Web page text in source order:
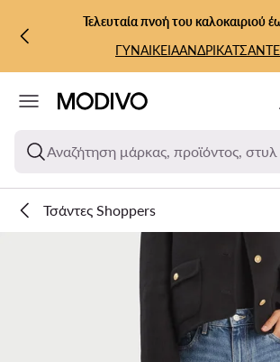
ΜΕΤΆΒΑΣΗ ΣΤΟ ΚΎΡΙΟ ΠΕΡΙΕΧΌΜΕΝΟ
ΜΕΤΆΒΑΣΗ ΣΤΗΝ ΑΝΑΖΉΤΗΣΗ
Τελευταία πνοή του καλοκαιριού
ΓΥΝΑΙΚΕΙΑΑΝΔΡΙΚΑ
Αναζήτηση μάρκας, προϊόντος, στυλ
Τσάντες Shoppers